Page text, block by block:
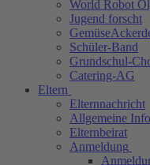
World Robot
Jugend forscht
Schüler-Band
Grundschul-
Catering-AG
Eltern
Elternnachricht
Allgemeine
Elternbeirat
Anmeldung